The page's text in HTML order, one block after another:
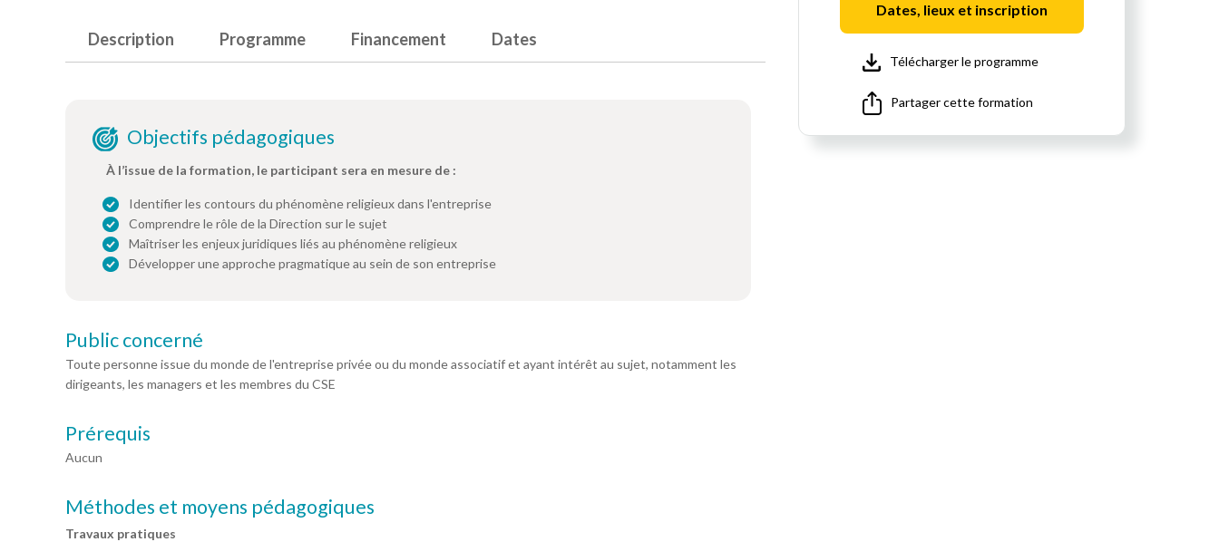
Dates, lieux et inscription
Télécharger le programme
Partager cette formation
Description Programme Financement Dates
Objectifs pédagogiques
À l’issue de la formation, le participant sera en mesure de :
Identifier les contours du phénomène religieux dans l'entreprise
Comprendre le rôle de la Direction sur le sujet
Maîtriser les enjeux juridiques liés au phénomène religieux
Développer une approche pragmatique au sein de son entreprise
Public concerné
Toute personne issue du monde de l'entreprise privée ou du monde associatif et ayant intérêt au sujet, notamment les
dirigeants, les managers et les membres du CSE
Prérequis
Aucun
Méthodes et moyens pédagogiques
Travaux pratiques